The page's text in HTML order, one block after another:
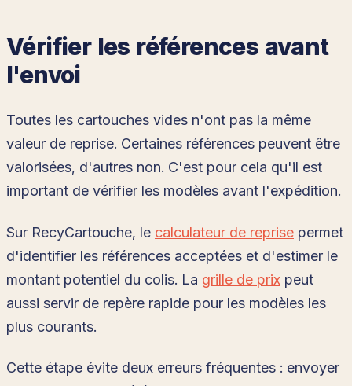
Vérifier les références avant
l'envoi
Toutes les cartouches vides n'ont pas la même
valeur de reprise. Certaines références peuvent être
valorisées, d'autres non. C'est pour cela qu'il est
important de vérifier les modèles avant l'expédition.
Sur RecyCartouche, le calculateur de reprise permet
d'identifier les références acceptées et d'estimer le
montant potentiel du colis. La grille de prix peut
aussi servir de repère rapide pour les modèles les
plus courants.
Cette étape évite deux erreurs fréquentes : envoyer